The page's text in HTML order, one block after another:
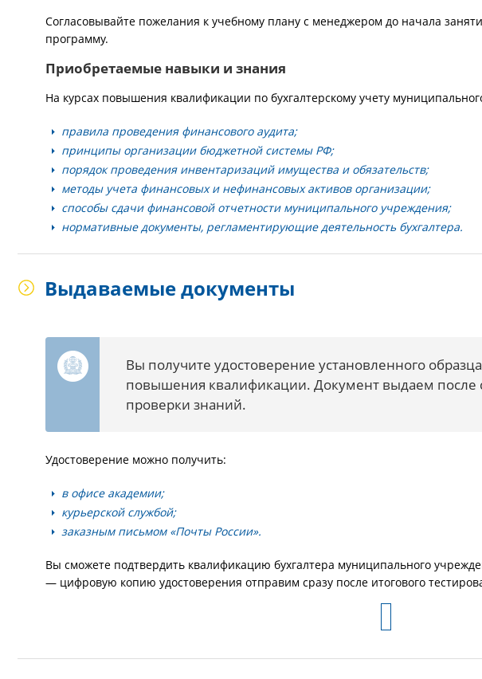
Согласовывайте пожелания к учебному плану с менеджером до начала
программу.
Приобретаемые навыки и знания
На курсах повышения квалификации по бухгалтерскому учету
правила проведения финансового аудита;
принципы организации бюджетной системы РФ;
порядок проведения инвентаризаций имущества и обязательств;
методы учета финансовых и нефинансовых активов организации;
способы сдачи финансовой отчетности муниципального учреждения;
нормативные документы, регламентирующие деятельность бухгалтера.
Выдаваемые документы
Вы получите удостоверение установленного
повышения квалификации. Документ выдаем после
проверки знаний.
Удостоверение можно получить:
в офисе академии;
курьерской службой;
заказным письмом «Почты России».
Вы сможете подтвердить квалификацию бухгалтера муниципального
— цифровую копию удостоверения отправим сразу после итогового